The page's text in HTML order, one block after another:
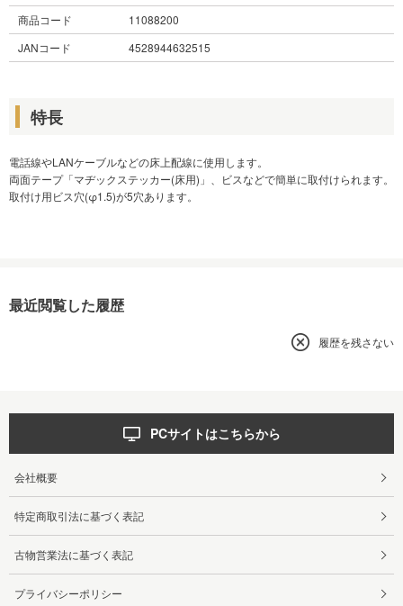
商品コード
11088200
JANコード
4528944632515
特長
電話線やLANケーブルなどの床上配線に使用します。
両面テープ「マヂックステッカー(床用)」、ビスなどで簡単に取付けられます。
取付け用ビス穴(φ1.5)が5穴あります。
最近閲覧した履歴
履歴を残さない
PCサイトはこちらから
会社概要
特定商取引法に基づく表記
古物営業法に基づく表記
プライバシーポリシー